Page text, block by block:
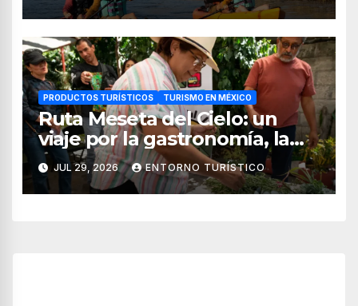
PRODUCTOS TURÍSTICOS TURISMO EN MÉXICO
Ruta Meseta del Cielo: un
viaje por la gastronomía, la
cultura y los paisajes de
Nayarit
JUL 29, 2026 ENTORNO TURÍSTICO